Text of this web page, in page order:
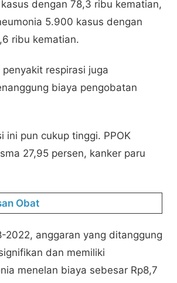
dengan 78,3 ribu kematian,
5.900 kasus dengan
ribu kematian.
respirasi juga
biaya pengobatan
ini pun cukup tinggi. PPOK
27,95 persen, kanker paru
Obat
2022, anggaran yang ditanggung
dan memiliki
menelan biaya sebesar Rp8,7